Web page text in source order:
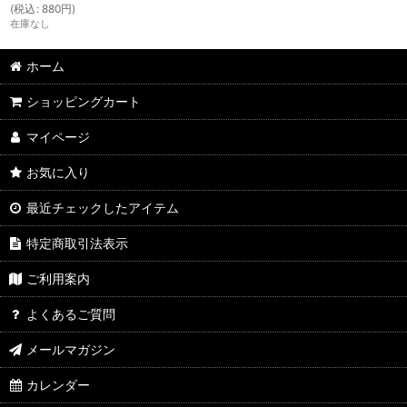
(税込 : 880円)
在庫なし
ホーム
ショッピングカート
マイページ
お気に入り
最近チェックしたアイテム
特定商取引法表示
ご利用案内
よくあるご質問
メールマガジン
カレンダー